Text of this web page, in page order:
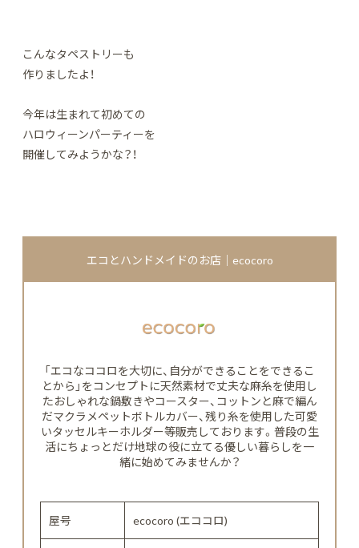
こんなタペストリーも
作りましたよ！
今年は生まれて初めての
ハロウィーンパーティーを
開催してみようかな？！
エコとハンドメイドのお店｜ecocoro
「エコなココロを大切に、自分ができることをできるこ
とから」をコンセプトに天然素材で丈夫な麻糸を使用し
たおしゃれな鍋敷きやコースター、コットンと麻で編ん
だマクラメペットボトルカバー、残り糸を使用した可愛
いタッセルキーホルダー等販売しております。普段の生
活にちょっとだけ地球の役に立てる優しい暮らしを一
緒に始めてみませんか？
屋号 ecocoro (エココロ)